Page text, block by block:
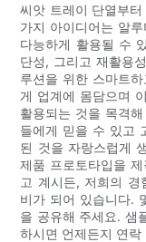
씨앗 트레이 단열부
가지 아이디어는 알
다능하게 활용될 수
단성, 그리고 재활용
루션을 위한 스마트
게 업계에 몸담으며
활용되는 것을 목격
들에게 믿을 수 있고
된 것을 자랑스럽게
제품 프로토타입을
고 계시든, 저희의
비가 되어 있습니다.
을 공유해 주세요. 샘
하시면 언제든지 연락